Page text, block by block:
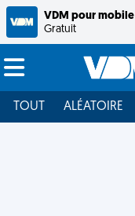
VDM pour mobile
Gratuit
TOUT ALÉATOIRE